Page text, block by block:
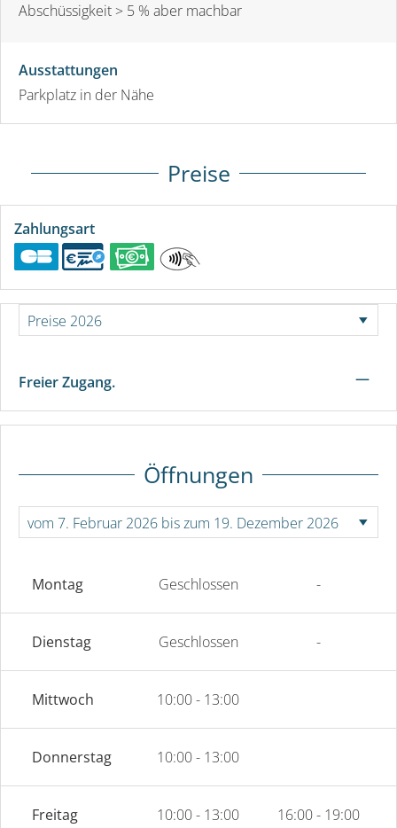
Abschüssigkeit > 5 % aber machbar
Ausstattungen
Parkplatz in der Nähe
Preise
Zahlungsart
Freier Zugang. —
Öffnungen
Montag Geschlossen -
Dienstag Geschlossen -
Mittwoch 10:00 - 13:00
Donnerstag 10:00 - 13:00
Freitag 10:00 - 13:00 16:00 - 19:00